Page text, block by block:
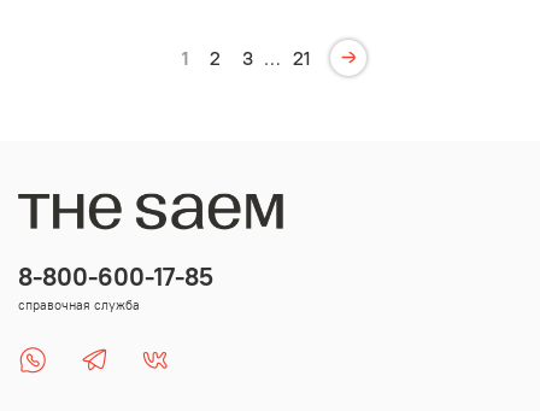
1 2 3 … 21
8-800-600-17-85
справочная служба